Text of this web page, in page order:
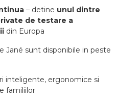
– detine unul dintre
de testare a
din Europa
Jané sunt disponibile in peste
inteligente, ergonomice si
familiilor